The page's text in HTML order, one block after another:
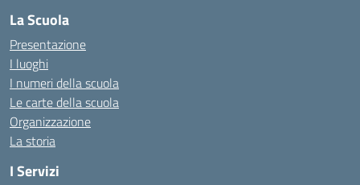
La Scuola
Presentazione
I luoghi
I numeri della scuola
Le carte della scuola
Organizzazione
La storia
I Servizi